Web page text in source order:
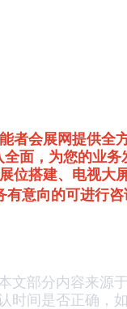
能者会展网提供全
全面，为您的业
位搭建、电视大
有意向的可进行
文部分内容来源
时间是否正确，